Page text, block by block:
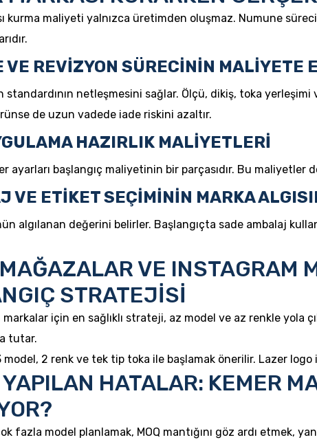
kurma maliyeti yalnızca üretimden oluşmaz. Numune
VE REVİZYON SÜRECİNİN MALİYETE
standardının netleşmesini sağlar. Ölçü, dikiş, toka
de uzun vadede iade riskini azaltır.
HAZIRLIK MALİYETLERİ
ayarları başlangıç maliyetinin bir parçasıdır. Bu maliyetler
VE ETİKET SEÇİMİNİN MARKA
algılanan değerini belirler. Başlangıçta sade ambalaj
VE INSTAGRAM
STRATEJİSİ
için en sağlıklı strateji, az model ve az renkle yola
tutar.
model, 2 renk ve tek tip toka ile başlamak önerilir. Lazer logo
HATALAR: KEMER
fazla model planlamak, MOQ mantığını göz ardı etmek,